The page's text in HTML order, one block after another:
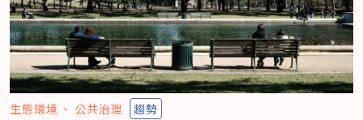
生態環境 公共治理 趨勢